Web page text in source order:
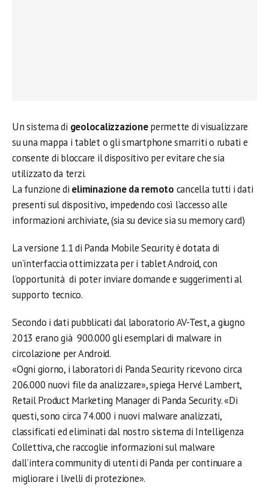
Un sistema di geolocalizzazionepermette di visualizzare
su una mappa i tablet o gli smartphone smarriti o rubati e
consente di bloccare il dispositivo per evitare che sia
utilizzato da terzi.
La funzione di eliminazione da remoto cancella tutti i dati
presenti sul dispositivo, impedendo così l’accesso alle
informazioni archiviate, (sia su device sia su memory card)
La versione 1.1 di Panda Mobile Security è dotata di
un’interfaccia ottimizzata per i tablet Android, con
l’opportunità di poter inviare domande e suggerimenti al
supporto tecnico.
Secondo i dati pubblicati dal laboratorio AV-Test, a giugno
2013 erano già 900.000 gli esemplari di malware in
circolazione per Android.
«Ogni giorno, i laboratori di Panda Security ricevono circa
206.000 nuovi file da analizzare», spiega Hervé Lambert,
Retail Product Marketing Manager di Panda Security. «Di
questi, sono circa 74.000 i nuovi malware analizzati,
classificati ed eliminati dal nostro sistema di Intelligenza
Collettiva, che raccoglie informazioni sul malware
dall’intera community di utenti di Panda per continuare a
migliorare i livelli di protezione».